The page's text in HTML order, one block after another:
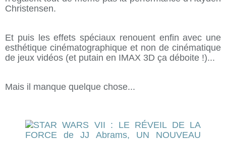
Christensen.
Et puis les effets spéciaux renouent enfin avec une
esthétique cinématographique et non de cinématique
de jeux vidéos (et putain en IMAX 3D ça déboite !)...
Mais il manque quelque chose...